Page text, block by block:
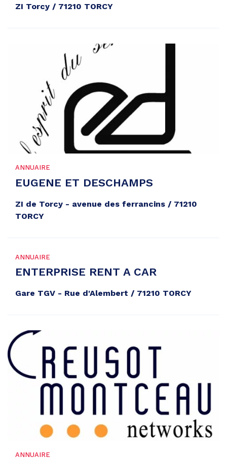
ZI Torcy / 71210 TORCY
ANNUAIRE
EUGENE ET DESCHAMPS
ZI de Torcy - avenue des ferrancins / 71210
TORCY
ANNUAIRE
ENTERPRISE RENT A CAR
Gare TGV - Rue d'Alembert / 71210 TORCY
ANNUAIRE